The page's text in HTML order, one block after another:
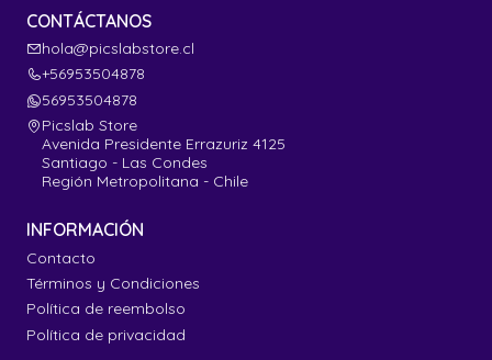
CONTÁCTANOS
hola@picslabstore.cl
+56953504878
56953504878
Picslab Store
Avenida Presidente Errazuriz 4125
Santiago - Las Condes
Región Metropolitana - Chile
INFORMACIÓN
Contacto
Términos y Condiciones
Política de reembolso
Política de privacidad